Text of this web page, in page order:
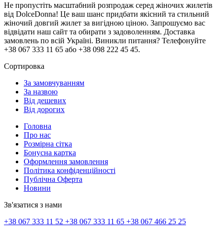
Не пропустіть масштабний розпродаж серед жіночих жилетів
від DolceDonna! Це ваш шанс придбати якісний та стильний
жіночий довгий жилет за вигідною ціною. Запрошуємо вас
відвідати наш сайт та обирати з задоволенням. Доставка
замовлень по всій Україні. Виникли питання? Телефонуйте
+38 067 333 11 65 або +38 098 222 45 45.
Сортировка
За замовчуванням
За назвою
Від дешевих
Від дорогих
Головна
Про нас
Розмірна сітка
Бонусна картка
Оформлення замовлення
Політика конфіденційності
Публічна Оферта
Новини
Зв'язатися з нами
+38 067 333 11 52 +38 067 333 11 65 +38 067 466 25 25